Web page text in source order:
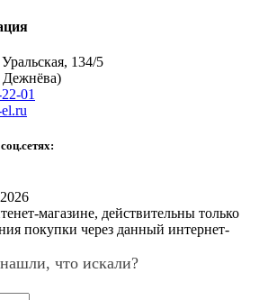
134/5
Дежнёва)
01
магазине, действительны только
покупки через данный интернет-
что искали?